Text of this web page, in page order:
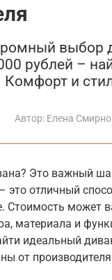
выбор
рублей –
Комфорт и
Автор: Елена
Это важный
отличный
Стоимость может
материала и
идеальный
от